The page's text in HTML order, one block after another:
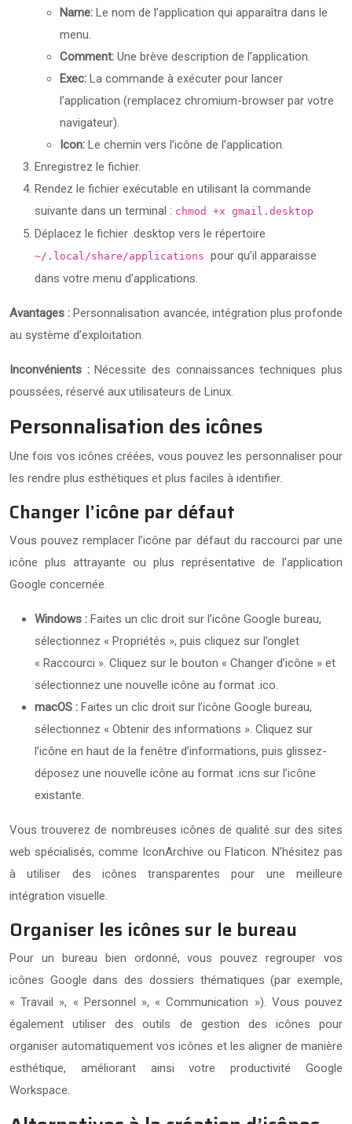
Name: Le nom de l’application qui apparaîtra dans le
menu.
Comment: Une brève description de l’application.
Exec: La commande à exécuter pour lancer
l’application (remplacez chromium-browser par votre
navigateur).
Icon: Le chemin vers l’icône de l’application.
Enregistrez le fichier.
Rendez le fichier exécutable en utilisant la commande
suivante dans un terminal : chmod +x gmail.desktop
Déplacez le fichier .desktop vers le répertoire
~/.local/share/applications pour qu’il apparaisse
dans votre menu d’applications.
Avantages :Personnalisation avancée, intégration plus profonde
au système d’exploitation.
Inconvénients :Nécessite des connaissances techniques plus
poussées, réservé aux utilisateurs de Linux.
Personnalisation des icônes
Une fois vos icônes créées, vous pouvez les personnaliser pour
les rendre plus esthétiques et plus faciles à identifier.
Changer l’icône par défaut
Vous pouvez remplacer l’icône par défaut du raccourci par une
icône plus attrayante ou plus représentative de l’application
Google concernée.
Windows : Faites un clic droit sur l’icône Google bureau,
sélectionnez « Propriétés », puis cliquez sur l’onglet
« Raccourci ». Cliquez sur le bouton « Changer d’icône » et
sélectionnez une nouvelle icône au format .ico.
macOS : Faites un clic droit sur l’icône Google bureau,
sélectionnez « Obtenir des informations ». Cliquez sur
l’icône en haut de la fenêtre d’informations, puis glissez-
déposez une nouvelle icône au format .icns sur l’icône
existante.
Vous trouverez de nombreuses icônes de qualité sur des sites
web spécialisés, comme IconArchive ou Flaticon. N’hésitez pas
à utiliser des icônes transparentes pour une meilleure
intégration visuelle.
Organiser les icônes sur le bureau
Pour un bureau bien ordonné, vous pouvez regrouper vos
icônes Google dans des dossiers thématiques (par exemple,
« Travail », « Personnel », « Communication »). Vous pouvez
également utiliser des outils de gestion des icônes pour
organiser automatiquement vos icônes et les aligner de manière
esthétique, améliorant ainsi votre productivité Google
Workspace.